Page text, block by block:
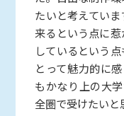
たいと考えてい
来るという点に
しているという
とって魅力的に
もかなり上の大
全圏で受けたいと